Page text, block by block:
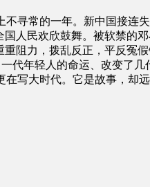
不寻常的一年。新中国接连
国人民欢欣鼓舞。被软禁的
重阻力，拨乱反正，平反冤
代年轻人的命运、改变了
在写大时代。它是故事，却